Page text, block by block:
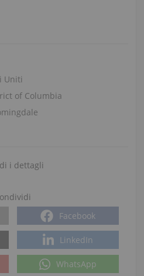
Uniti
of Columbia
i dettagli
Facebook
LinkedIn
WhatsApp